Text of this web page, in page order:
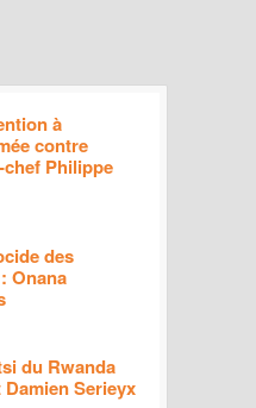
à
contre
chef Philippe
des
Onana
du Rwanda
Serieyx